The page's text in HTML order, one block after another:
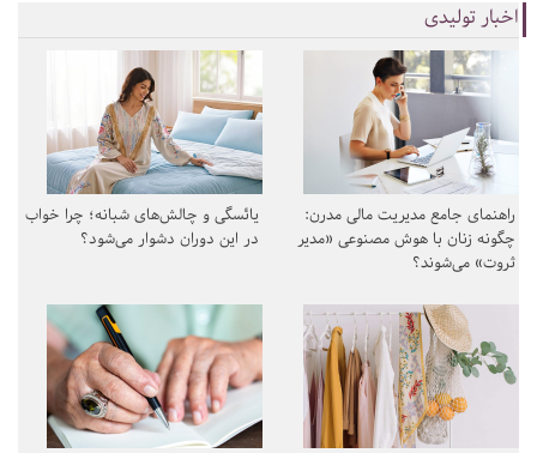
اخبار تولیدی
راهنمای جامع مدیریت مالی مدرن:
چگونه زنان با هوش مصنوعی «مدیر
ثروت» می‌شوند؟
یائسگی و چالش‌های شبانه؛ چرا خواب
در این دوران دشوار می‌شود؟